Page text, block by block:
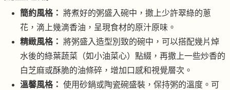
簡約風格： 將煮好的粥盛入碗中，撒上少許翠綠的蔥
花，滴上幾滴香油，呈現食材的原汁原味。
精緻風格： 將粥盛入造型別致的碗中，可以搭配幾片焯
水後的綠葉蔬菜（如小油菜心）點綴，再撒上一些炒香的
白芝麻或酥脆的油條碎，增加口感和視覺層次。
溫馨風格： 使用砂鍋或陶瓷碗盛裝，保持粥的溫度。可